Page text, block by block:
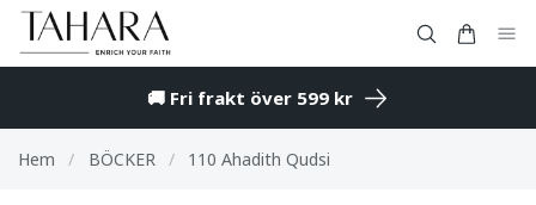
🚚 Fri frakt över 599 kr
Hem / BÖCKER / 110 Ahadith Qudsi